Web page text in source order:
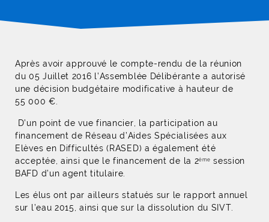
Après avoir approuvé le compte-rendu de la réunion
du 05 Juillet 2016 l’Assemblée Délibérante a autorisé
une décision budgétaire modificative à hauteur de
55 000 €.
D’un point de vue financier, la participation au
financement de Réseau d’Aides Spécialisées aux
Elèves en Difficultés (RASED) a également été
acceptée, ainsi que le financement de la 2ème session
BAFD d’un agent titulaire.
Les élus ont par ailleurs statués sur le rapport annuel
sur l’eau 2015, ainsi que sur la dissolution du SIVT.